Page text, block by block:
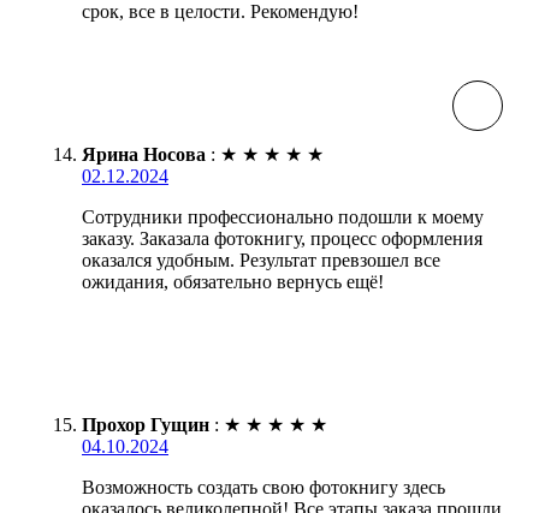
срок, все в целости. Рекомендую!
Ярина Носова : ★ ★ ★ ★ ★
02.12.2024
Сотрудники профессионально подошли к моему
заказу. Заказала фотокнигу, процесс оформления
оказался удобным. Результат превзошел все
ожидания, обязательно вернусь ещё!
Прохор Гущин : ★ ★ ★ ★ ★
04.10.2024
Возможность создать свою фотокнигу здесь